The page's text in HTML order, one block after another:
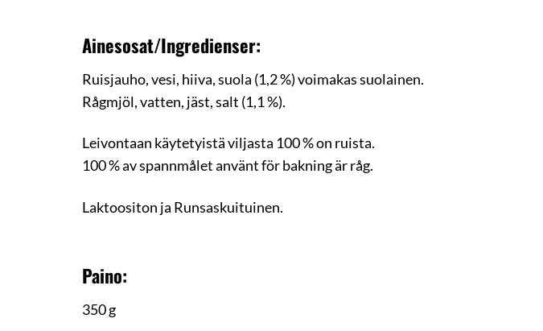
Ainesosat/Ingredienser:
Ruisjauho, vesi, hiiva, suola (1,2 %) voimakas suolainen.
Rågmjöl, vatten, jäst, salt (1,1 %).
Leivontaan käytetyistä viljasta 100 % on ruista.
100 % av spannmålet använt för bakning är råg.
Laktoositon ja Runsaskuituinen.
Paino:
350 g